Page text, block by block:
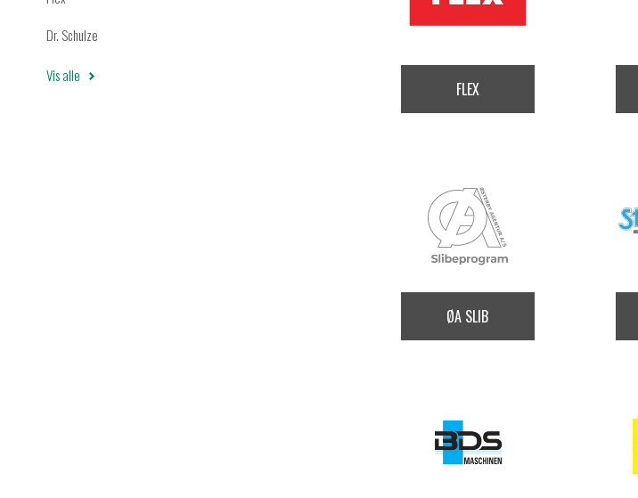
FLEX
ØA SLIB
Dr. Schulze
Vis alle